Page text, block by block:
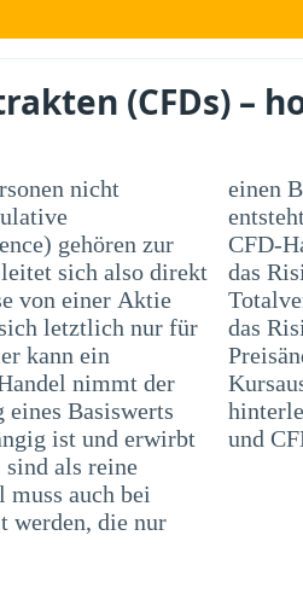
(CFDs) –
nicht
gehören zur
sich also direkt
von einer Aktie
letztlich nur für
kann ein
nimmt der
Basiswerts
ist und erwirbt
sind als reine
auch bei
werden, die nur
beträgt. Dadurch
einem
wie z. B.
bis hin zu einem
also
in Folge einer
auch
führen, dass die
ausreichend ist
und